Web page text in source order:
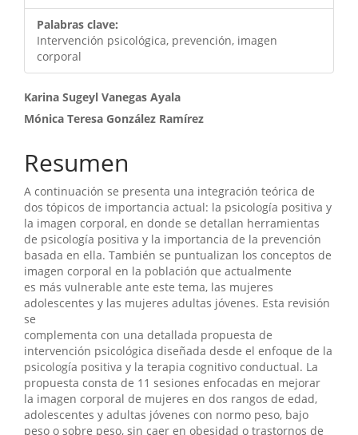
Palabras clave:
Intervención psicológica, prevención, imagen
corporal
Contenido
principal
del
artículo
Karina Sugeyl Vanegas Ayala
Mónica Teresa González Ramírez
Resumen
A continuación se presenta una integración teórica de
dos tópicos de importancia actual: la psicología positiva y
la imagen corporal, en donde se detallan herramientas
de psicología positiva y la importancia de la prevención
basada en ella. También se puntualizan los conceptos de
imagen corporal en la población que actualmente
es más vulnerable ante este tema, las mujeres
adolescentes y las mujeres adultas jóvenes. Esta revisión
se
complementa con una detallada propuesta de
intervención psicológica diseñada desde el enfoque de la
psicología positiva y la terapia cognitivo conductual. La
propuesta consta de 11 sesiones enfocadas en mejorar
la imagen corporal de mujeres en dos rangos de edad,
adolescentes y adultas jóvenes con normo peso, bajo
peso o sobre peso, sin caer en obesidad o trastornos de